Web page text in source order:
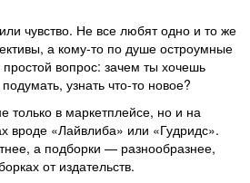
чувство. Не все любят одно и то же
а кому-то по душе остроумные
вопрос: зачем ты хочешь
узнать что-то новое?
только в маркетплейсе, но и на
вроде «Лайвлиба» или «Гудридс».
а подборки — разнообразнее,
от издательств.